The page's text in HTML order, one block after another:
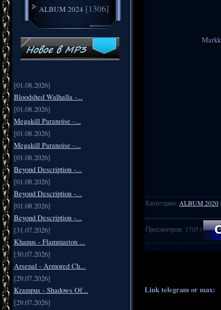
ALBUM 2024 [1306]
[01.08.2026]
Bloodshed Walhalla -...
[01.08.2026]
Megakill Paranoise -...
[01.08.2026]
Megakill Paranoise -...
[01.08.2026]
Beyond Description -...
[01.08.2026]
Beyond Description -...
[01.08.2026]
Beyond Description -...
[31.07.2026]
Khanus - Flammarion ...
[30.07.2026]
Arsenal - Armored Ch...
[29.07.2026]
Krampus - Shadows Of...
[29.07.2026]
Категория: ALBUM 2020
Просмотров: 1705 |
Link telegram or max: